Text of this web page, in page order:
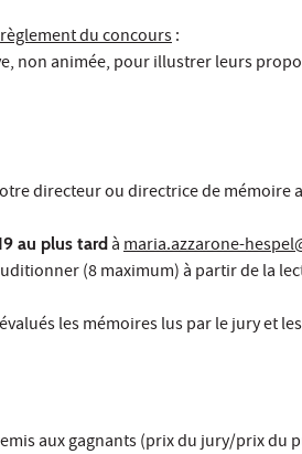
règlement du concours:
non animée, pour illustrer leurs
directeur ou directrice de mémoire
au plus tardàmaria.azzarone-
(8 maximum) à partir de la
les mémoires lus par le jury et les
aux gagnants (prix du jury/prix du